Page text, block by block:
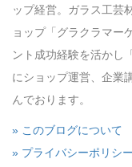
ップ経営。ガラス工芸
ョップ「グラクラマー
ント成功経験を活かし
にショップ運営、企業
んでおります。
» このブログについて
» プライバシーポリシー